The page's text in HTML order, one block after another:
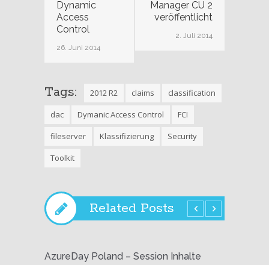
Dynamic
Access
Control
26. Juni 2014
Manager CU 2
veröffentlicht
2. Juli 2014
Tags: 2012 R2 claims
classification
dac
Dymanic Access Control
FCI
fileserver
Klassifizierung
Security
Toolkit
Related Posts
AzureDay Poland – Session Inhalte